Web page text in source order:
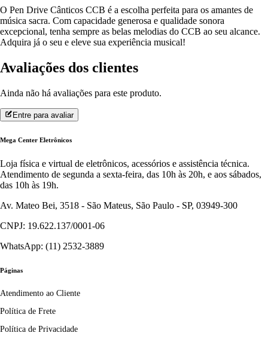
O Pen Drive Cânticos CCB é a escolha perfeita para os amantes de
música sacra. Com capacidade generosa e qualidade sonora
excepcional, tenha sempre as belas melodias do CCB ao seu alcance.
Adquira já o seu e eleve sua experiência musical!
Avaliações dos clientes
Ainda não há avaliações para este produto.
Entre para avaliar
Mega Center Eletrônicos
Loja física e virtual de eletrônicos, acessórios e assistência técnica.
Atendimento de segunda a sexta-feira, das 10h às 20h, e aos sábados,
das 10h às 19h.
Av. Mateo Bei, 3518 - São Mateus, São Paulo - SP, 03949-300
CNPJ: 19.622.137/0001-06
WhatsApp: (11) 2532-3889
Páginas
Atendimento ao Cliente
Política de Frete
Política de Privacidade